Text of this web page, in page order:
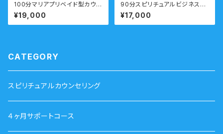
100分マリアプリベイド型カウン
セリング
¥19,000
90分スピリチュアルビジネスコ
ーチング「自分らしい仕事がした
い！」転職・天職・起業・・仕事の
悩み 右脳派就活をしてみよう！
¥17,000
CATEGORY
スピリチュアルカウンセリング
４ヶ月サポートコース